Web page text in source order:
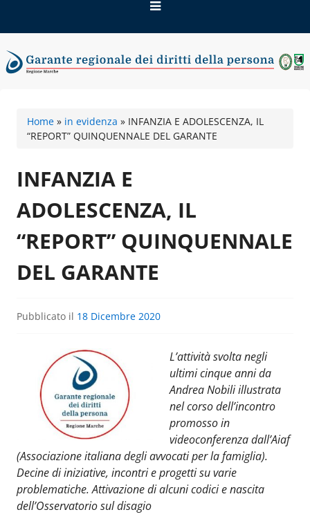
contenuto
diritti della persona
Home » in evidenza » INFANZIA E ADOLESCENZA, IL
“REPORT” QUINQUENNALE DEL GARANTE
INFANZIA E
ADOLESCENZA, IL
“REPORT” QUINQUENNALE
DEL GARANTE
Pubblicato il 18 Dicembre 2020
L’attività svolta negli
ultimi cinque anni da
Andrea Nobili illustrata
nel corso dell’incontro
promosso in
videoconferenza dall’Aiaf
(Associazione italiana degli avvocati per la famiglia).
Decine di iniziative, incontri e progetti su varie
problematiche. Attivazione di alcuni codici e nascita
dell’Osservatorio sul disagio